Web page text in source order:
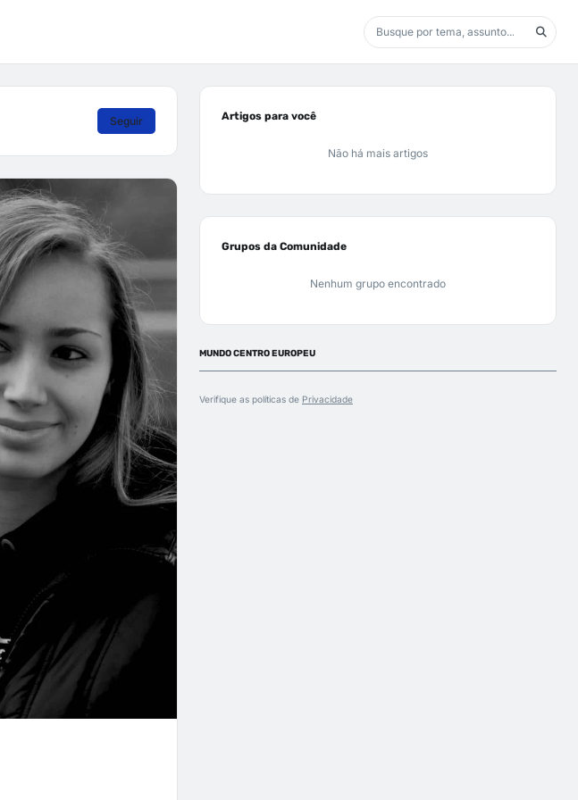
Seguir Artigos para você
Não há mais artigos
Grupos da Comunidade
Nenhum grupo encontrado
MUNDO CENTRO EUROPEU
Verifique as políticas de Privacidade